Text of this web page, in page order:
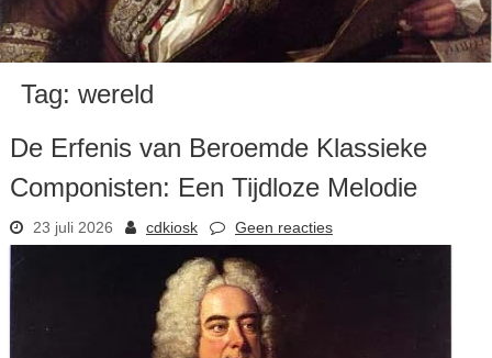
Tag: wereld
De Erfenis van Beroemde Klassieke
Componisten: Een Tijdloze Melodie
23 juli 2026 cdkiosk Geen reacties